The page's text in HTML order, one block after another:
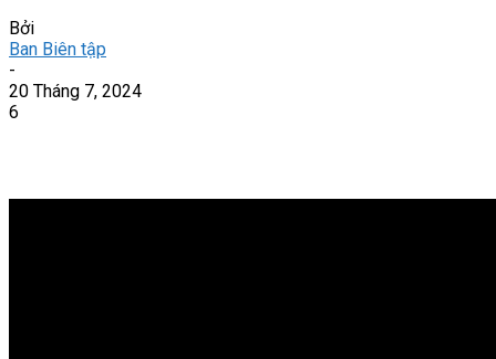
Bởi
Ban Biên tập
-
20 Tháng 7, 2024
6